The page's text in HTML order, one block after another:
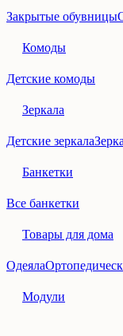
Закрытые обувницы
Комоды
Детские комоды
Зеркала
Детские зеркала
Банкетки
Все банкетки
Товары для дома
Одеяла
Модули